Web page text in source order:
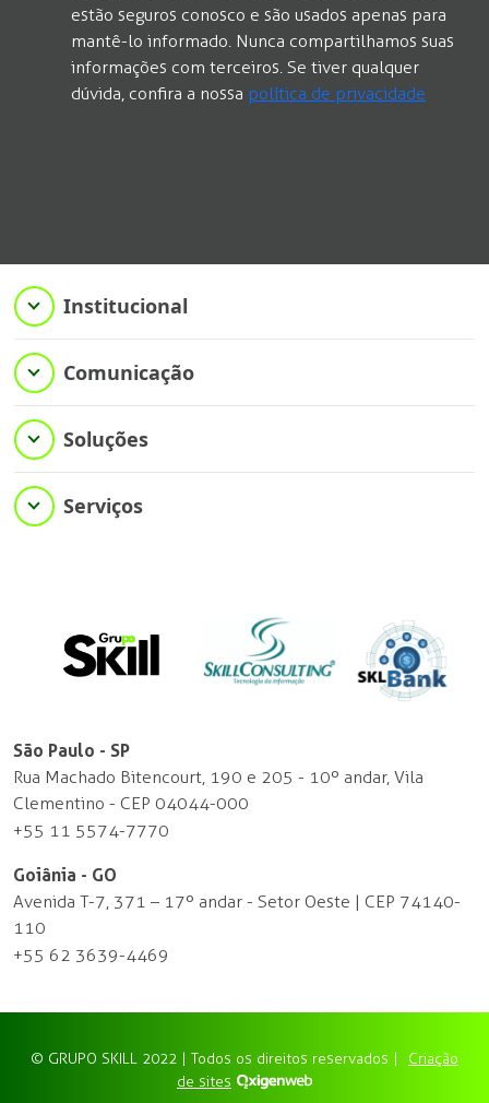
estão seguros conosco e são usados apenas para
mantê-lo informado. Nunca compartilhamos suas
informações com terceiros. Se tiver qualquer
dúvida, confira a nossa política de privacidade
Institucional
Comunicação
Soluções
Serviços
São Paulo - SP
Rua Machado Bitencourt, 190 e 205 - 10º andar, Vila
Clementino - CEP 04044-000
+55 11 5574-7770
Goiânia - GO
Avenida T-7, 371 – 17º andar - Setor Oeste | CEP 74140-
110
+55 62 3639-4469
© GRUPO SKILL 2022 | Todos os direitos reservados |
Criação
de sites